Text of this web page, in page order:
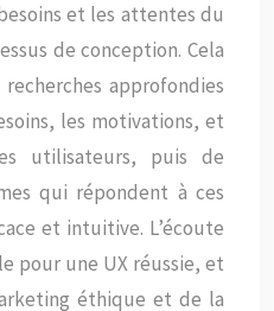
et les attentes du
de conception. Cela
approfondies
les motivations, et
utilisateurs, puis de
qui répondent à ces
et intuitive. L’écoute
pour une UX réussie, et
éthique et de la